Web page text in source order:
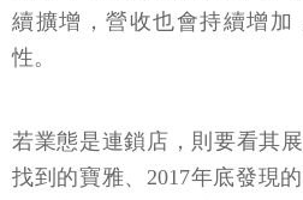
續擴增，營收也會持續增加
性。
若業態是連鎖店，則要看其
找到的寶雅、2017年底發現